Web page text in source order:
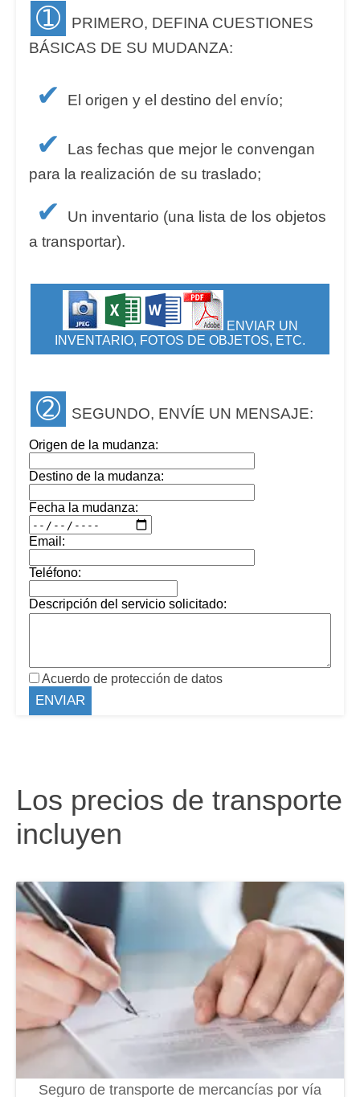
➀
PRIMERO, DEFINA CUESTIONES
BÁSICAS DE SU MUDANZA:
✔ El origen y el destino del envío;
✔
Las fechas que mejor le convengan
para la realización de su traslado;
✔
Un inventario (una lista de los objetos
a transportar).
ENVIAR UN
INVENTARIO, FOTOS DE OBJETOS, ETC.
➁ SEGUNDO, ENVÍE UN MENSAJE:
Origen de la mudanza:
Destino de la mudanza:
Fecha la mudanza:
Email:
Teléfono:
Descripción del servicio solicitado:
Acuerdo de protección de datos
Los precios de transporte
incluyen
Seguro de transporte de mercancías por vía